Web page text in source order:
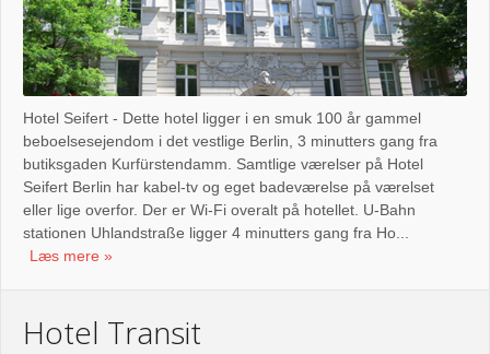
Hotel Seifert - Dette hotel ligger i en smuk 100 år gammel
beboelsesejendom i det vestlige Berlin, 3 minutters gang fra
butiksgaden Kurfürstendamm. Samtlige værelser på Hotel
Seifert Berlin har kabel-tv og eget badeværelse på værelset
eller lige overfor. Der er Wi-Fi overalt på hotellet. U-Bahn
stationen Uhlandstraße ligger 4 minutters gang fra Ho...
Læs mere
Hotel Transit